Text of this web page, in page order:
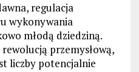
regulacja
wykonywania
młodą dziedziną.
przemysłową,
liczby potencjalnie